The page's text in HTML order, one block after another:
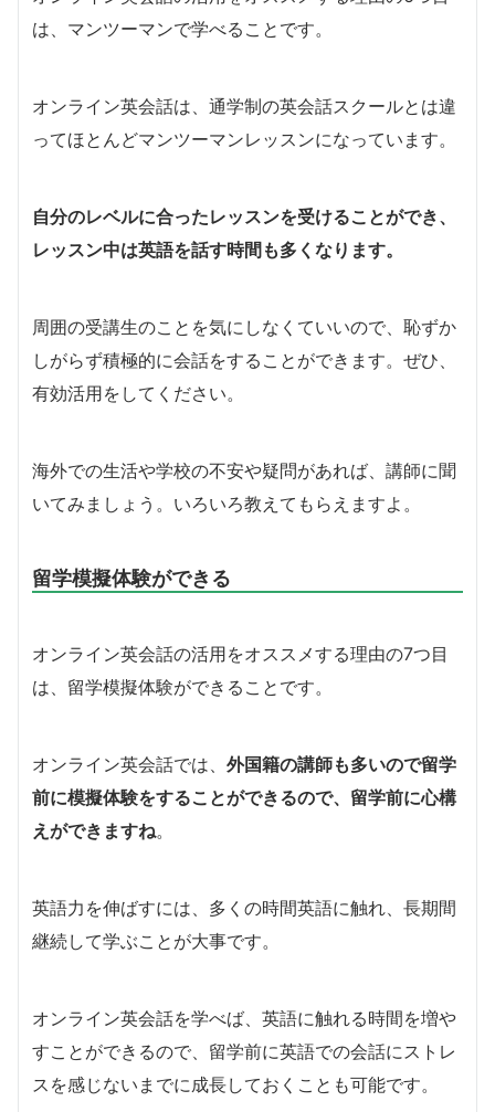
は、マンツーマンで学べることです。
オンライン英会話は、通学制の英会話スクールとは違
ってほとんどマンツーマンレッスンになっています。
自分のレベルに合ったレッスンを受けることができ、
レッスン中は英語を話す時間も多くなります。
周囲の受講生のことを気にしなくていいので、恥ずか
しがらず積極的に会話をすることができます。ぜひ、
有効活用をしてください。
海外での生活や学校の不安や疑問があれば、講師に聞
いてみましょう。いろいろ教えてもらえますよ。
留学模擬体験ができる
オンライン英会話の活用をオススメする理由の7つ目
は、留学模擬体験ができることです。
オンライン英会話では、 外国籍の講師も多いので留学
前に模擬体験をすることができるので、留学前に心構
えができますね。
英語力を伸ばすには、多くの時間英語に触れ、長期間
継続して学ぶことが大事です。
オンライン英会話を学べば、英語に触れる時間を増や
すことができるので、留学前に英語での会話にストレ
スを感じないまでに成長しておくことも可能です。